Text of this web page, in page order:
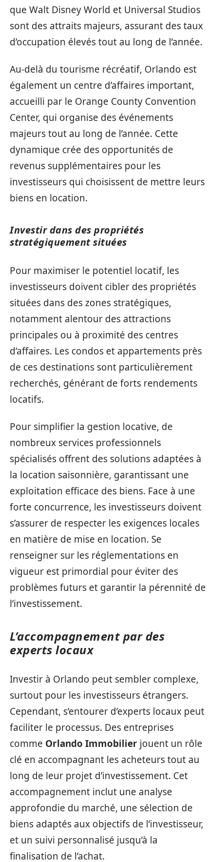
que Walt Disney World et Universal Studios
sont des attraits majeurs, assurant des taux
d’occupation élevés tout au long de l’année.
Au-delà du tourisme récréatif, Orlando est
également un centre d’affaires important,
accueilli par le Orange County Convention
Center, qui organise des événements
majeurs tout au long de l’année. Cette
dynamique crée des opportunités de
revenus supplémentaires pour les
investisseurs qui choisissent de mettre leurs
biens en location.
Investir dans des propriétés
stratégiquement situées
Pour maximiser le potentiel locatif, les
investisseurs doivent cibler des propriétés
situées dans des zones stratégiques,
notamment alentour des attractions
principales ou à proximité des centres
d’affaires. Les condos et appartements près
de ces destinations sont particulièrement
recherchés, générant de forts rendements
locatifs.
Pour simplifier la gestion locative, de
nombreux services professionnels
spécialisés offrent des solutions adaptées à
la location saisonnière, garantissant une
exploitation efficace des biens. Face à une
forte concurrence, les investisseurs doivent
s’assurer de respecter les exigences locales
en matière de mise en location. Se
renseigner sur les réglementations en
vigueur est primordial pour éviter des
problèmes futurs et garantir la pérennité de
l’investissement.
L’accompagnement par des
experts locaux
Investir à Orlando peut sembler complexe,
surtout pour les investisseurs étrangers.
Cependant, s’entourer d’experts locaux peut
faciliter le processus. Des entreprises
comme Orlando Immobilier jouent un rôle
clé en accompagnant les acheteurs tout au
long de leur projet d’investissement. Cet
accompagnement inclut une analyse
approfondie du marché, une sélection de
biens adaptés aux objectifs de l’investisseur,
et un suivi personnalisé jusqu’à la
finalisation de l’achat.